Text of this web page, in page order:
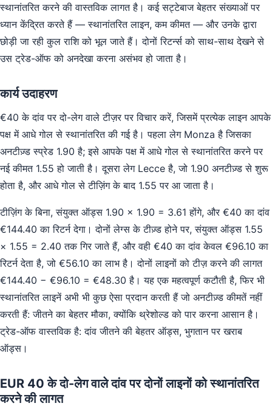
स्थानांतरित करने की वास्तविक लागत है। कई सट्टेबाज बेहतर संख्याओं पर
ध्यान केंद्रित करते हैं — स्थानांतरित लाइन, कम कीमत — और उनके द्वारा
छोड़ी जा रही कुल राशि को भूल जाते हैं। दोनों रिटर्न्स को साथ-साथ देखने से
उस ट्रेड-ऑफ को अनदेखा करना असंभव हो जाता है।
कार्य उदाहरण
€40 के दांव पर दो-लेग वाले टीज़र पर विचार करें, जिसमें प्रत्येक लाइन आपके
पक्ष में आधे गोल से स्थानांतरित की गई है। पहला लेग Monza है जिसका
अनटीज़्ड स्प्रेड 1.90 है; इसे आपके पक्ष में आधे गोल से स्थानांतरित करने पर
नई कीमत 1.55 हो जाती है। दूसरा लेग Lecce है, जो 1.90 अनटीज़्ड से शुरू
होता है, और आधे गोल से टीज़िंग के बाद 1.55 पर आ जाता है।
टीज़िंग के बिना, संयुक्त ऑड्स 1.90 × 1.90 = 3.61 होंगे, और €40 का दांव
€144.40 का रिटर्न देगा। दोनों लेग्स के टीज़्ड होने पर, संयुक्त ऑड्स 1.55
× 1.55 = 2.40 तक गिर जाते हैं, और वही €40 का दांव केवल €96.10 का
रिटर्न देता है, जो €56.10 का लाभ है। दोनों लाइनों को टीज़ करने की लागत
€144.40 − €96.10 = €48.30 है। यह एक महत्वपूर्ण कटौती है, फिर भी
स्थानांतरित लाइनें अभी भी कुछ ऐसा प्रदान करती हैं जो अनटीज़्ड कीमतें नहीं
करती हैं: जीतने का बेहतर मौका, क्योंकि थ्रेशोल्ड को पार करना आसान है।
ट्रेड-ऑफ वास्तविक है: दांव जीतने की बेहतर ऑड्स, भुगतान पर खराब
ऑड्स।
EUR 40 के दो-लेग वाले दांव पर दोनों लाइनों को स्थानांतरित
करने की लागत